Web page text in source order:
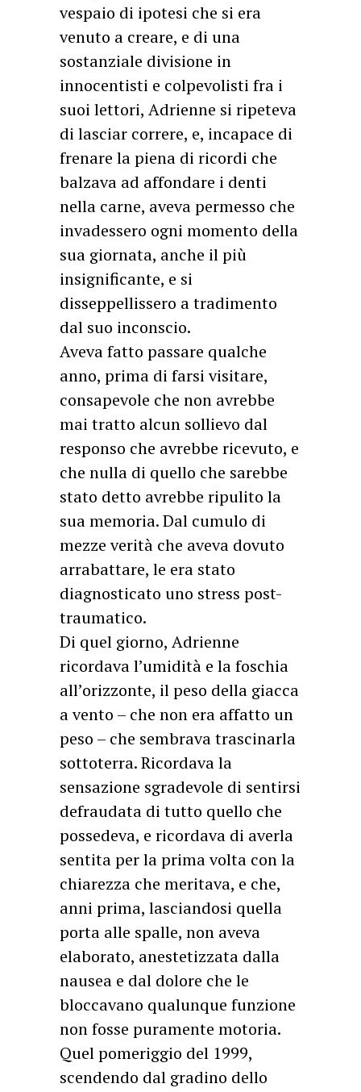
vespaio di ipotesi che si era
venuto a creare, e di una
sostanziale divisione in
innocentisti e colpevolisti fra i
suoi lettori, Adrienne si ripeteva
di lasciar correre, e, incapace di
frenare la piena di ricordi che
balzava ad affondare i denti
nella carne, aveva permesso che
invadessero ogni momento della
sua giornata, anche il più
insignificante, e si
disseppellissero a tradimento
dal suo inconscio.
Aveva fatto passare qualche
anno, prima di farsi visitare,
consapevole che non avrebbe
mai tratto alcun sollievo dal
responso che avrebbe ricevuto, e
che nulla di quello che sarebbe
stato detto avrebbe ripulito la
sua memoria. Dal cumulo di
mezze verità che aveva dovuto
arrabattare, le era stato
diagnosticato uno stress post-
traumatico.
Di quel giorno, Adrienne
ricordava l’umidità e la foschia
all’orizzonte, il peso della giacca
a vento – che non era affatto un
peso – che sembrava trascinarla
sottoterra. Ricordava la
sensazione sgradevole di sentirsi
defraudata di tutto quello che
possedeva, e ricordava di averla
sentita per la prima volta con la
chiarezza che meritava, e che,
anni prima, lasciandosi quella
porta alle spalle, non aveva
elaborato, anestetizzata dalla
nausea e dal dolore che le
bloccavano qualunque funzione
non fosse puramente motoria.
Quel pomeriggio del 1999,
scendendo dal gradino dello